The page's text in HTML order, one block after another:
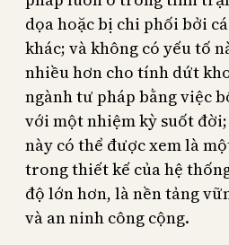
dọa hoặc bị chi phối bởi
khác; và không có yếu tố
nhiều hơn cho tính dứt
ngành tư pháp bằng việc
với một nhiệm kỳ suốt
này có thể được xem là
trong thiết kế của hệ
độ lớn hơn, là nền tảng
và an ninh công cộng.